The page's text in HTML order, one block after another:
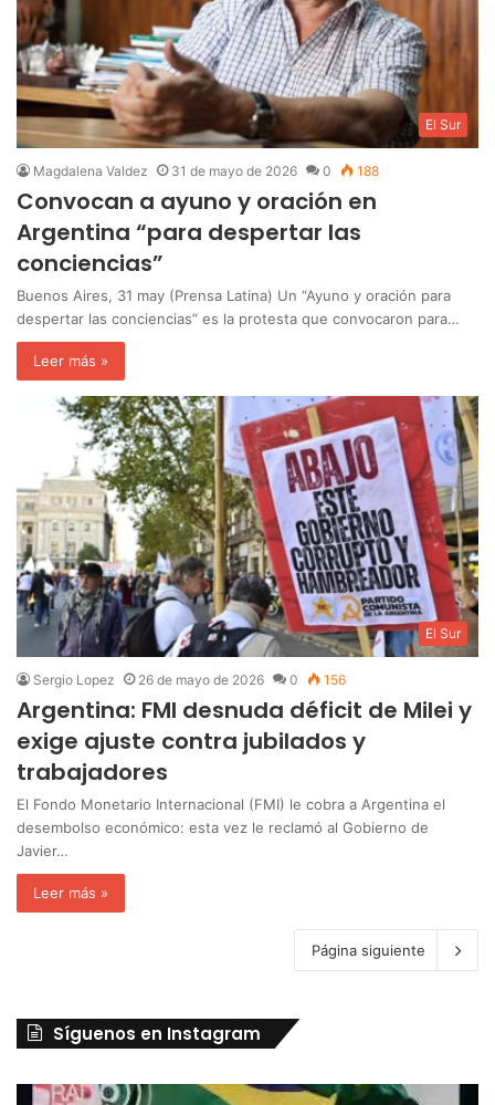
El Sur
Magdalena Valdez 31 de mayo de 2026 0 188
Convocan a ayuno y oración en
Argentina “para despertar las
conciencias”
Buenos Aires, 31 may (Prensa Latina) Un “Ayuno y oración para
despertar las conciencias” es la protesta que convocaron para…
Leer más »
El Sur
Sergio Lopez 26 de mayo de 2026 0 156
Argentina: FMI desnuda déficit de Milei y
exige ajuste contra jubilados y
trabajadores
El Fondo Monetario Internacional (FMI) le cobra a Argentina el
desembolso económico: esta vez le reclamó al Gobierno de
Javier…
Leer más »
Página siguiente
Síguenos en Instagram